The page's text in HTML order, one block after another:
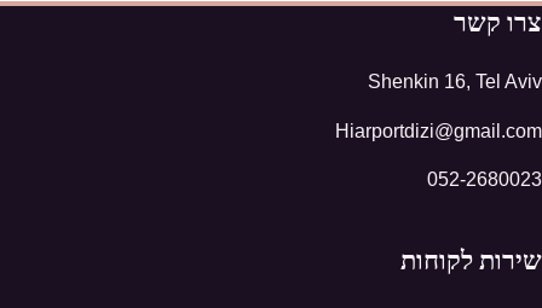
צרו קשר
Shenkin 16, Tel Aviv
Hiarportdizi@gmail.com
052-2680023
שירות לקוחות